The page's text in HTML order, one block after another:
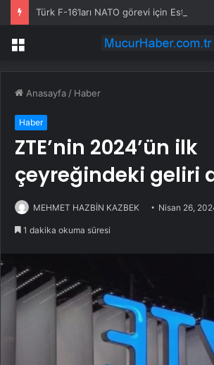
Menü
Anasayfa / Haber
Haber
ZTE’nin 2024’ün ilk
çeyreğindeki geliri
MEHMET HAZBİN KAZBEK Nisan 26,
1 dakika okuma süresi